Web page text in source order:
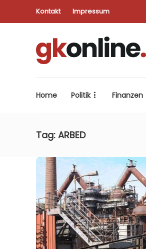
Kontakt Impressum
Home Politik Finanzen
Tag: ARBED